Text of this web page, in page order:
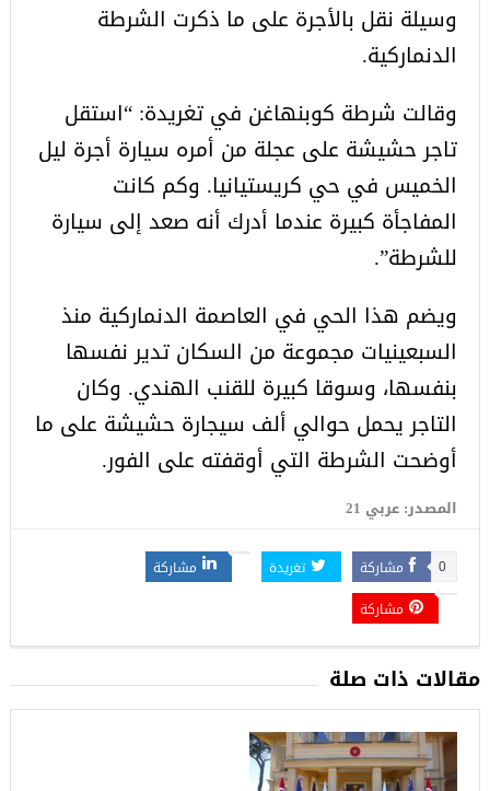
وسيلة نقل بالأجرة على ما ذكرت الشرطة
الدنماركية.
وقالت شرطة كوبنهاغن في تغريدة: “استقل
تاجر حشيشة على عجلة من أمره سيارة أجرة ليل
الخميس في حي كريستيانيا. وكم كانت
المفاجأة كبيرة عندما أدرك أنه صعد إلى سيارة
للشرطة”.
ويضم هذا الحي في العاصمة الدنماركية منذ
السبعينيات مجموعة من السكان تدير نفسها
بنفسها، وسوقا كبيرة للقنب الهندي. وكان
التاجر يحمل حوالي ألف سيجارة حشيشة على ما
أوضحت الشرطة التي أوقفته على الفور.
المصدر: عربي 21
مشاركة 0 تغريدة
مشاركة
مشاركة
مقالات ذات صلة